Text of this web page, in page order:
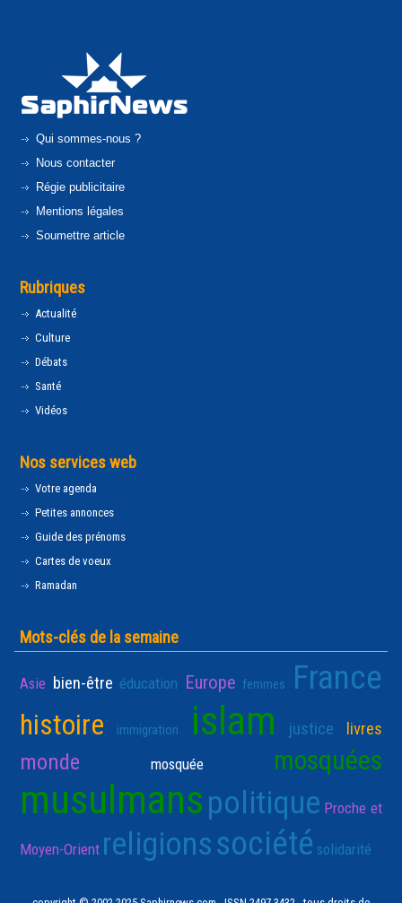
Qui sommes-nous ?
Nous contacter
Régie publicitaire
Mentions légales
Soumettre article
Rubriques
Actualité
Culture
Débats
Santé
Vidéos
Nos services web
Votre agenda
Petites annonces
Guide des prénoms
Cartes de voeux
Ramadan
Mots-clés de la semaine
Asie bien-être éducation Europe femmes France
histoire immigration islam justice livres
monde mosquée mosquées
musulmanspolitique Proche et
Moyen-Orient religionssociété solidarité